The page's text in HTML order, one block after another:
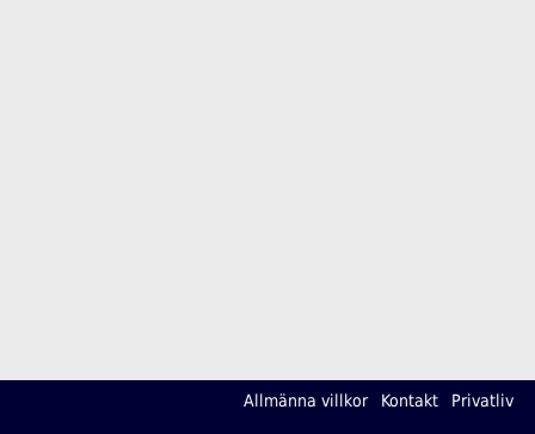
Allmänna villkor Kontakt Privatliv